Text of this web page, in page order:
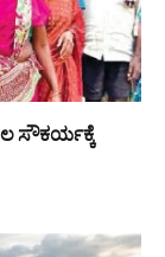
ಸೌಕರ್ಯಕ್ಕೆ